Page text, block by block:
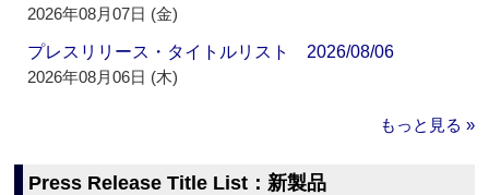
2026年08月07日 (金)
プレスリリース・タイトルリスト 2026/08/06
2026年08月06日 (木)
もっと見る »
Press Release Title List：新製品